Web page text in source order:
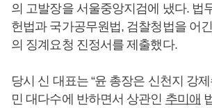
의 고발장을 서울중앙지검에 냈다. 법
헌법과 국가공무원법, 검찰청법을 어
의 징계요청 진정서를 제출했다.
당시 신 대표는 “윤 총장은 신천지 강
민 대다수에 반하면서 상관인 추미애